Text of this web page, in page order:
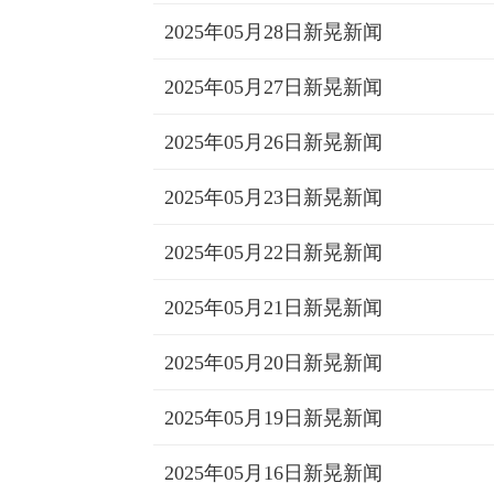
2025年05月28日新晃新闻
2025年05月27日新晃新闻
2025年05月26日新晃新闻
2025年05月23日新晃新闻
2025年05月22日新晃新闻
2025年05月21日新晃新闻
2025年05月20日新晃新闻
2025年05月19日新晃新闻
2025年05月16日新晃新闻